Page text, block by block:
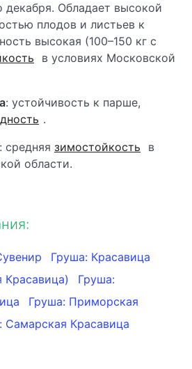
декабря. Обладает высокой
плодов и листьев к
высокая (100–150 кг с
в условиях Московской
: устойчивость к парше,
.
: средняя зимостойкость
в
области.
Груша: Красавица
Красавица)
Груша:
Груша: Приморская
Самарская Красавица